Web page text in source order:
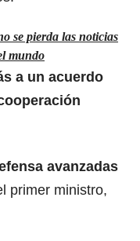
se pierda las noticias
mundo
a un acuerdo
avanzadas
primer ministro,